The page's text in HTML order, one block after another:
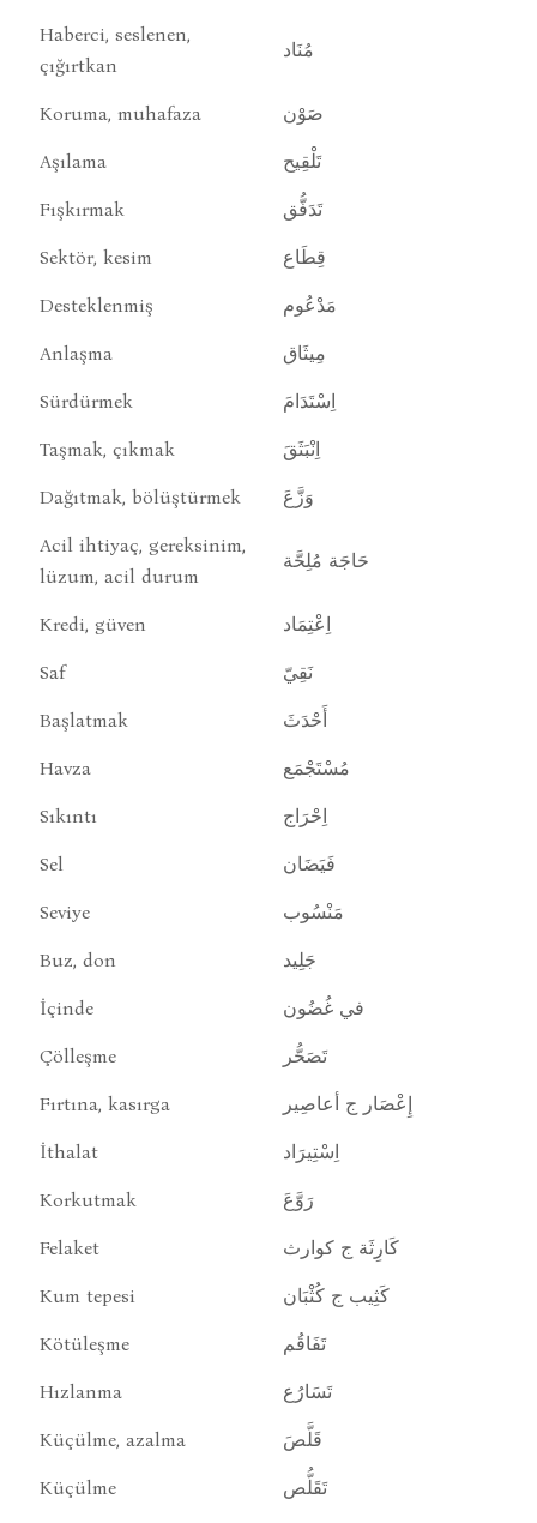
Haberci, seslenen,
çığırtkan
مُنَاد
Koruma, muhafaza صَوْن
Aşılama تَلْقِيح
Fışkırmak تَدَفُّق
Sektör, kesim قِطَاع
Desteklenmiş مَدْعُوم
Anlaşma مِيثَاق
Sürdürmek اِسْتَدَامَ
Taşmak, çıkmak اِنْبَثَقَ
Dağıtmak, bölüştürmek وَزَّعَ
Acil ihtiyaç, gereksinim,
lüzum, acil durum
حَاجَة مُلِحَّة
Kredi, güven اِعْتِمَاد
Saf نَقِيّ
Başlatmak أَحْدَثَ
Havza مُسْتَجْمَع
Sıkıntı اِحْرَاج
Sel فَيَضَان
Seviye مَنْسُوب
Buz, don جَلِيد
İçinde في غُضُون
Çölleşme تَصَحُّر
Fırtına, kasırga إِعْصَار ج أعاصِير
İthalat اِسْتِيرَاد
Korkutmak رَوَّعَ
Felaket كَارِثَة ج كوارث
Kum tepesi كَثِيب ج كُثْبَان
Kötüleşme تَفَاقُم
Hızlanma تَسَارُع
Küçülme, azalma قَلَّصَ
Küçülme تَقَلُّص